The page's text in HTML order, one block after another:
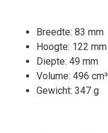
Breedte: 83 mm
Hoogte: 122 mm
Diepte: 49 mm
Volume: 496 cm³
Gewicht: 347 g